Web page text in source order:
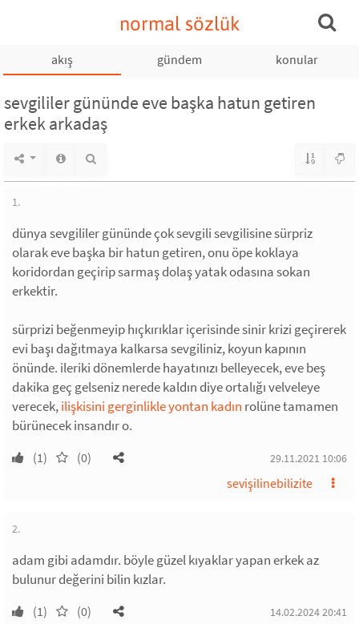
normal sözlük
akış gündem konular
sevgililer gününde eve başka hatun getiren
erkek arkadaş
1.
dünya sevgililer gününde çok sevgili sevgilisine sürpriz
olarak eve başka bir hatun getiren, onu öpe koklaya
koridordan geçirip sarmaş dolaş yatak odasına sokan
erkektir.
sürprizi beğenmeyip hıçkırıklar içerisinde sinir krizi geçirerek
evi başı dağıtmaya kalkarsa sevgiliniz, koyun kapının
önünde. ileriki dönemlerde hayatınızı belleyecek, eve beş
dakika geç gelseniz nerede kaldın diye ortalığı velveleye
verecek,ilişkisini gerginlikle yontan kadın rolüne tamamen
bürünecek insandır o.
(1) (0) 29.11.2021 10:06
sevişilinebilizite
2.
adam gibi adamdır. böyle güzel kıyaklar yapan erkek az
bulunur değerini bilin kızlar.
(1) (0) 14.02.2024 20:41